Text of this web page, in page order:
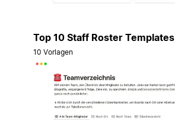
Top 10 Staff Roster Templates
10 Vorlagen